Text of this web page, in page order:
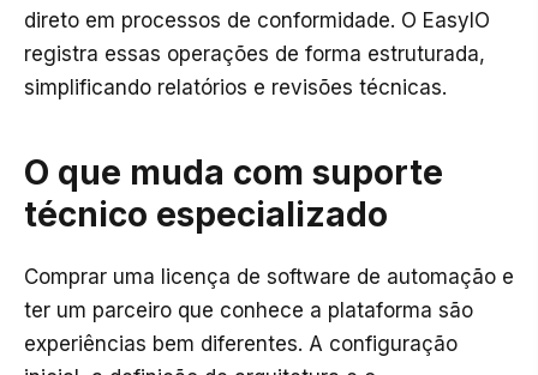
direto em processos de conformidade. O EasyIO
registra essas operações de forma estruturada,
simplificando relatórios e revisões técnicas.
O que muda com suporte
técnico especializado
Comprar uma licença de software de automação e
ter um parceiro que conhece a plataforma são
experiências bem diferentes. A configuração